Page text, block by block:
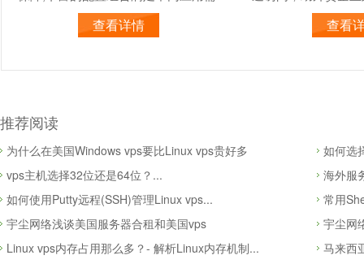
查看详情 查看
推荐阅读
为什么在美国Windows vps要比Linux vps贵好多
vps主机选择32位还是64位？...
如何使用Putty远程(SSH)管理Linux vps...
宇尘网络浅谈美国服务器合租和美国vps
Linux vps内存占用那么多？- 解析Linux内存机制...
如何选
海外服
常用
宇尘网
马来西